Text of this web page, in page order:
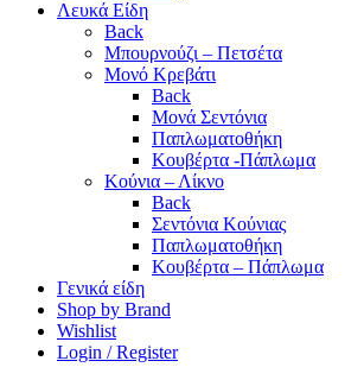
Λευκά Είδη
Back
Μπουρνούζι – Πετσέτα
Μονό Κρεβάτι
Back
Μονά Σεντόνια
Παπλωματοθήκη
Κουβέρτα -Πάπλωμα
Κούνια – Λίκνο
Back
Σεντόνια Κούνιας
Παπλωματοθήκη
Κουβέρτα – Πάπλωμα
Γενικά είδη
Shop by Brand
Wishlist
Login / Register